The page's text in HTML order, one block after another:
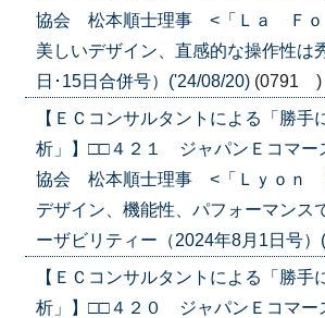
協会 松本順士理事 <「Ｌａ Ｆｏ
美しいデザイン、直感的な操作性は
日･15日合併号）('24/08/20) (0791 )
【ＥＣコンサルタントによる「勝手
析」】□□４２１ ジャパンＥコマー
協会 松本順士理事 <「Ｌｙｏｎ
デザイン、機能性、パフォーマンス
ーザビリティー（2024年8月1日号）
【ＥＣコンサルタントによる「勝手
析」】□□４２０ ジャパンＥコマー